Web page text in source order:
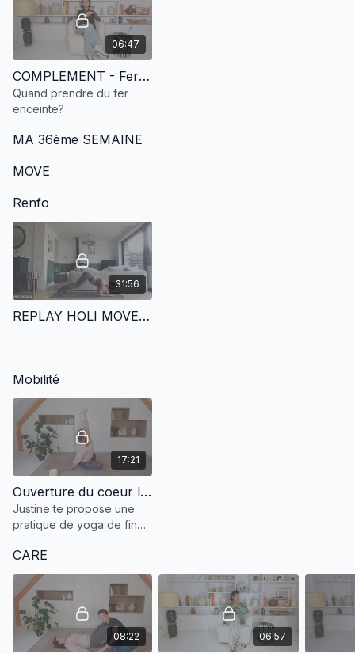
06:47
COMPLEMENT - Fer & Grossesse
Quand prendre du fer
enceinte?
MA 36ème SEMAINE
MOVE
Renfo
31:56
REPLAY HOLI MOVE | SE CHALLENGER - 20.12
Mobilité
17:21
Ouverture du coeur lâcher prise
Justine te propose une
pratique de yoga de fin
le coeur et te sentir prête
à accueillir ton mini !
CARE
08:22 06:57